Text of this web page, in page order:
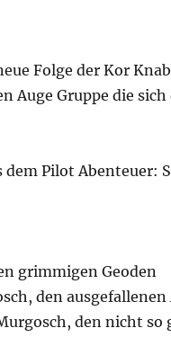
Folge der Kor
Auge Gruppe die
dem Pilot Abenteuer:
grimmigen Geoden
den
den nicht so